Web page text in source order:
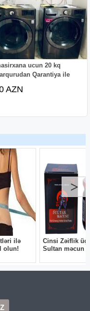
ucun 20 kq
Qarantiya ile
AZN